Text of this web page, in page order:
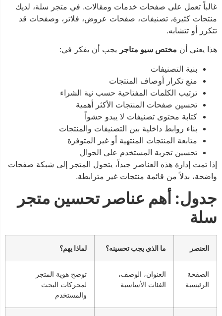
غالباً تعمل على صفحات خدمات ومقالات. في متجر سلة، لديك
منتجات كثيرة، تصنيفات، صفحات عروض، فلاتر، وصفحات قد
تتكرر أو تتشابه.
هذا يعني أن مختص سيو متاجر يجب أن يفكر في:
بنية التصنيفات
منع تكرار أوصاف المنتجات
ترتيب الكلمات المفتاحية حسب نية الشراء
تحسين صفحات المنتجات الأكثر أهمية
كتابة محتوى تصنيفات لا يبدو حشواً
بناء روابط داخلية بين التصنيفات والمنتجات
متابعة المنتجات المنتهية أو غير المتوفرة
تحسين تجربة المستخدم على الجوال
إذا تمت إدارة هذه العناصر جيداً، يتحول المتجر إلى شبكة صفحات
واضحة، بدلاً من قائمة منتجات غير مترابطة.
جدول: أهم عناصر تحسين متجر
سلة
العنصر ما الذي يجب تحسينه؟ لماذا يهم؟
الصفحة
الرئيسية
العنوان، الوصف،
الفئات الأساسية
توضح هوية المتجر
لمحركات البحث
والمستخدم